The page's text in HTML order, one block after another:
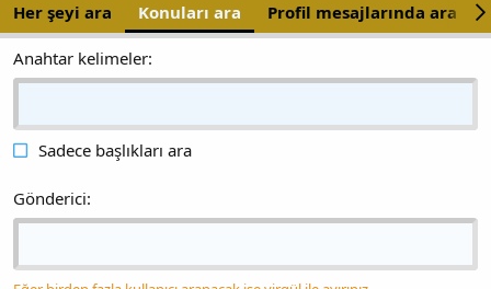
Her şeyi ara Konuları ara Profil mesajlarında ara
Anahtar kelimeler
Sadece başlıkları ara
Gönderici